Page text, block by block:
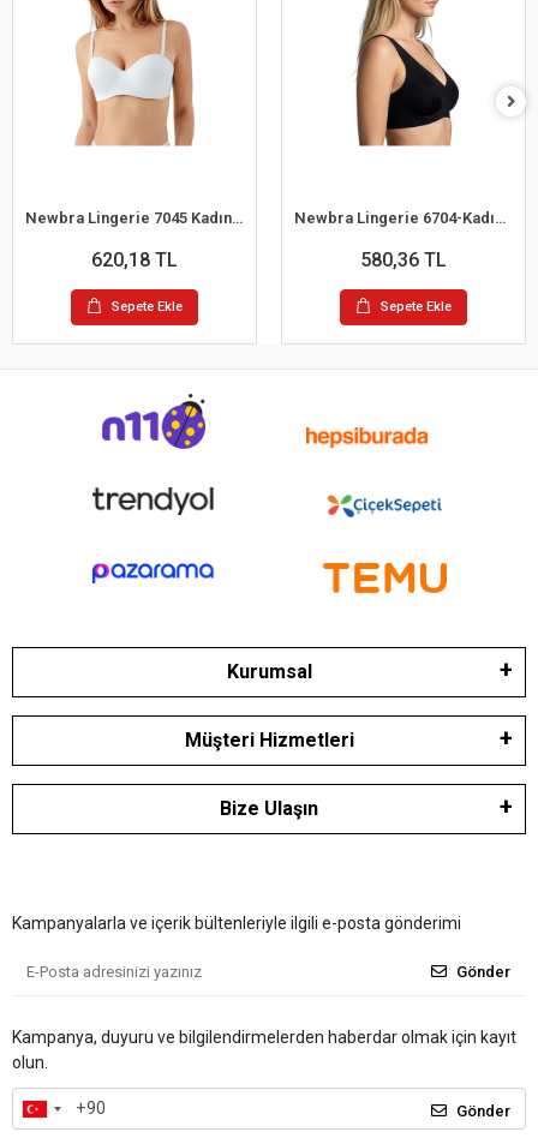
Newbra Lingerie 7045 Kadın Desteksiz B Cup Dantelli Sutyen
620,18 TL
Sepete Ekle
Newbra Lingerie 6704-Kadın Desteksiz B Cup Hayalet Sutyen
580,36 TL
Sepete Ekle
Kurumsal
Müşteri Hizmetleri
Bize Ulaşın
Kampanyalarla ve içerik bültenleriyle ilgili e-posta gönderimi
Gönder
Kampanya, duyuru ve bilgilendirmelerden haberdar olmak için kayıt
olun.
Gönder